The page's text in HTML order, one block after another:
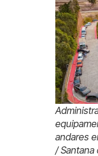
andares
/ Santana